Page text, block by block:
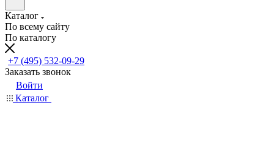
Каталог
По всему сайту
По каталогу
+7 (495) 532-09-29
Заказать звонок
Войти
Каталог